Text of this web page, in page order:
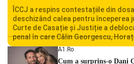
ÎCCJ a respins contestațiile din
deschizând calea pentru începerea
Curte de Casație și Justiție a
penal în care Călin Georgescu,
persoane sunt acuzați de acțiuni
ordinii constituționale. În ședința din
A1.ro
Cum a surprins-o Dani